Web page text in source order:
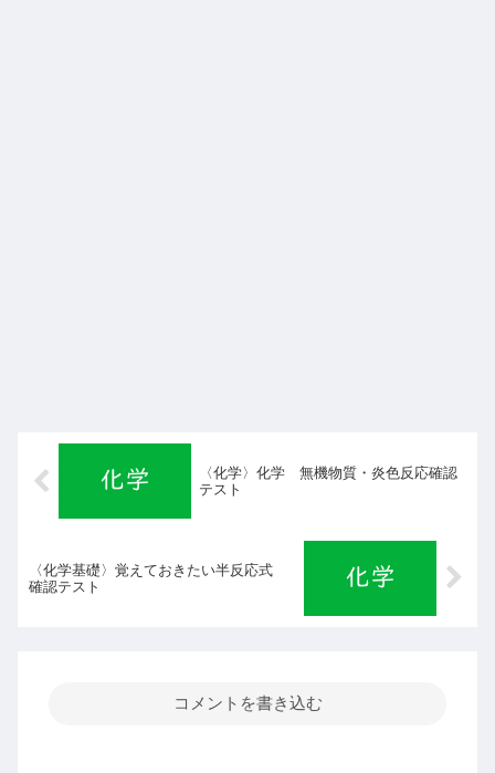
〈化学〉化学 無機物質・炎色反応確認
テスト
〈化学基礎〉覚えておきたい半反応式
確認テスト
コメントを書き込む